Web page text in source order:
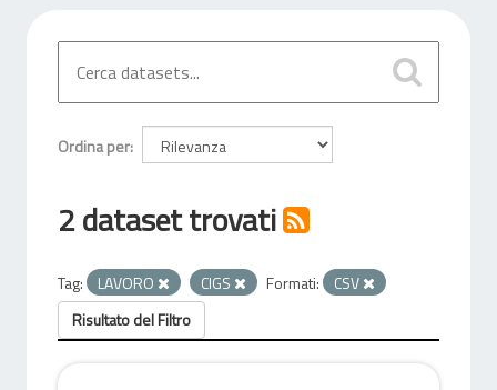
Ordina per
2 dataset trovati
Tag: LAVORO CIGS Formati:
CSV
Risultato del Filtro